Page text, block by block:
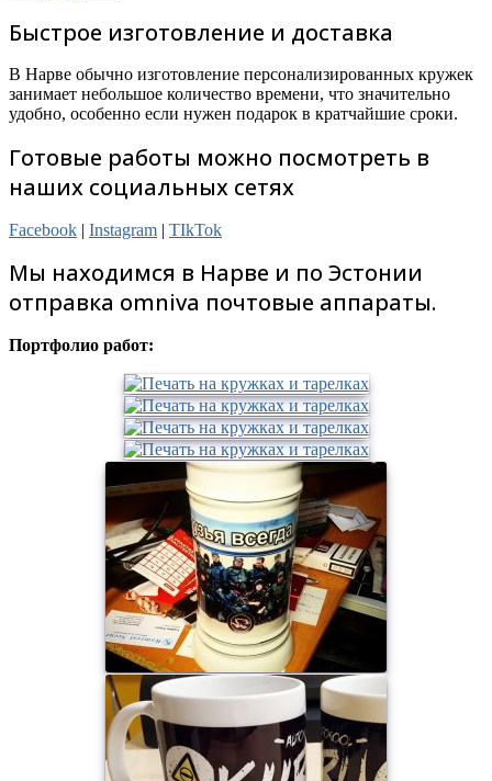
Быстрое изготовление и доставка
В Нарве обычно изготовление персонализированных кружек
занимает небольшое количество времени, что значительно
удобно, особенно если нужен подарок в кратчайшие сроки.
Готовые работы можно посмотреть в
наших социальных сетях
Facebook | Instagram | TIkTok
Мы находимся в Нарве и по Эстонии
отправка omniva почтовые аппараты.
Портфолио работ: